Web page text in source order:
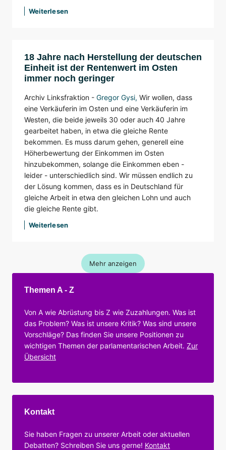
Weiterlesen
18 Jahre nach Herstellung der deutschen
Einheit ist der Rentenwert im Osten
immer noch geringer
Archiv Linksfraktion - Gregor Gysi, Wir wollen, dass
eine Verkäuferin im Osten und eine Verkäuferin im
Westen, die beide jeweils 30 oder auch 40 Jahre
gearbeitet haben, in etwa die gleiche Rente
bekommen. Es muss darum gehen, generell eine
Höherbewertung der Einkommen im Osten
hinzubekommen, solange die Einkommen eben -
leider - unterschiedlich sind. Wir müssen endlich zu
der Lösung kommen, dass es in Deutschland für
gleiche Arbeit in etwa den gleichen Lohn und auch
die gleiche Rente gibt.
Weiterlesen
Mehr anzeigen
Themen A - Z
Von A wie Abrüstung bis Z wie Zuzahlungen. Was ist
das Problem? Was ist unsere Kritik? Was sind unsere
Vorschläge? Das finden Sie unsere Positionen zu
wichtigen Themen der parlamentarischen Arbeit. Zur
Übersicht
Kontakt
Sie haben Fragen zu unserer Arbeit oder aktuellen
Debatten? Schreiben Sie uns gerne! Kontakt